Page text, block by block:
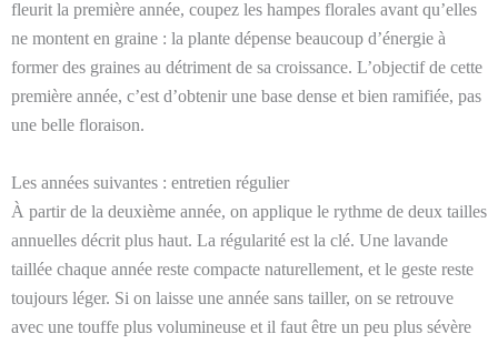
fleurit la première année, coupez les hampes florales avant qu’elles
ne montent en graine : la plante dépense beaucoup d’énergie à
former des graines au détriment de sa croissance. L’objectif de cette
première année, c’est d’obtenir une base dense et bien ramifiée, pas
une belle floraison.
Les années suivantes : entretien régulier
À partir de la deuxième année, on applique le rythme de deux tailles
annuelles décrit plus haut. La régularité est la clé. Une lavande
taillée chaque année reste compacte naturellement, et le geste reste
toujours léger. Si on laisse une année sans tailler, on se retrouve
avec une touffe plus volumineuse et il faut être un peu plus sévère